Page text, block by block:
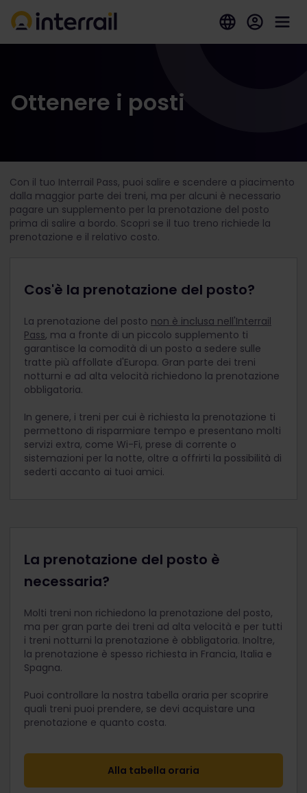
Ottenere i posti
Con il tuo Interrail Pass, puoi salire e scendere a piacimento
dalla maggior parte dei treni, ma per alcuni è necessario
pagare un supplemento per la prenotazione del posto
prima di salire a bordo. Scopri se il tuo treno richiede la
prenotazione e il relativo costo.
Cos'è la prenotazione del posto?
La prenotazione del posto non è inclusa nell'Interrail
Pass, ma a fronte di un piccolo supplemento ti
garantisce la comodità di un posto a sedere sulle
tratte più affollate d'Europa. Gran parte dei treni
notturni e ad alta velocità richiedono la prenotazione
obbligatoria.
In genere, i treni per cui è richiesta la prenotazione ti
permettono di risparmiare tempo e presentano molti
servizi extra, come Wi-Fi, prese di corrente o
sistemazioni per la notte, oltre a offrirti la possibilità di
sederti accanto ai tuoi amici.
La prenotazione del posto è
necessaria?
Molti treni non richiedono la prenotazione del posto,
ma per gran parte dei treni ad alta velocità e per tutti
i treni notturni la prenotazione è obbligatoria. Inoltre,
la prenotazione è spesso richiesta in Francia, Italia e
Spagna.
Puoi controllare la nostra tabella oraria per scoprire
quali treni puoi prendere, se devi acquistare una
prenotazione e quanto costa.
Alla tabella oraria